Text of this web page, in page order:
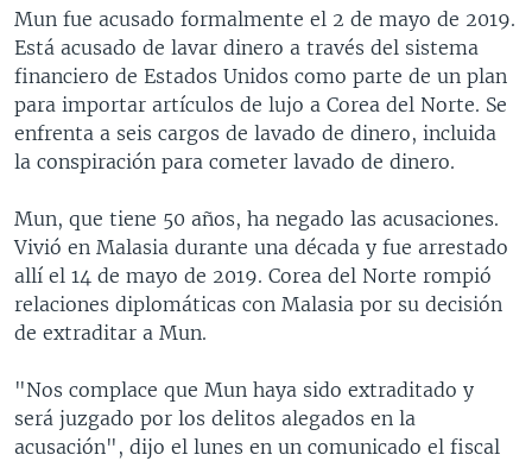
Mun fue acusado formalmente el 2 de mayo de 2019.
Está acusado de lavar dinero a través del sistema
financiero de Estados Unidos como parte de un plan
para importar artículos de lujo a Corea del Norte. Se
enfrenta a seis cargos de lavado de dinero, incluida
la conspiración para cometer lavado de dinero.
Mun, que tiene 50 años, ha negado las acusaciones.
Vivió en Malasia durante una década y fue arrestado
allí el 14 de mayo de 2019. Corea del Norte rompió
relaciones diplomáticas con Malasia por su decisión
de extraditar a Mun.
"Nos complace que Mun haya sido extraditado y
será juzgado por los delitos alegados en la
acusación", dijo el lunes en un comunicado el fiscal